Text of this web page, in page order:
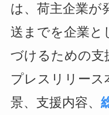
は、荷主企業が
送までを企業と
づけるための支
プレスリリース
景、支援内容、